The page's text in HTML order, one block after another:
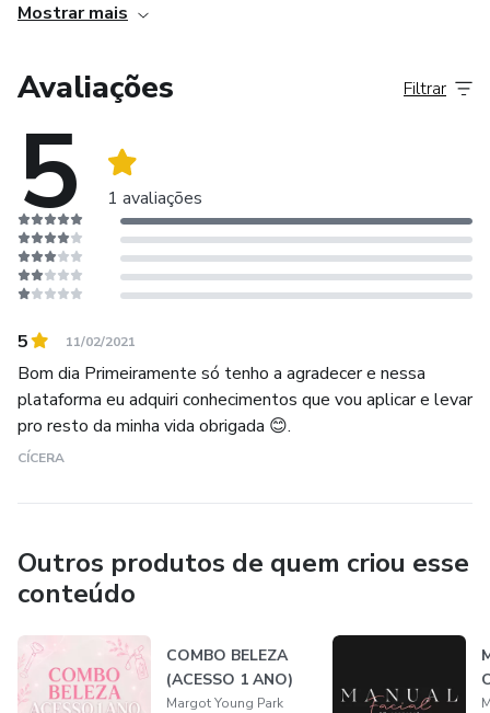
você possa fazer em grupo e também tirar as dúvidas para
receberá na compra do travesseiro Kpillow
Mostrar mais
Avaliações
5 1 avaliações
Filtrar
5 11/02/2021
Bom dia Primeiramente só tenho a agradecer e nessa
plataforma eu adquiri conhecimentos que vou aplicar e levar
pro resto da minha vida obrigada 😊.
CÍCERA
Outros produtos de quem criou esse
conteúdo
COMBO BELEZA
(ACESSO 1 ANO)
Margot Young Park